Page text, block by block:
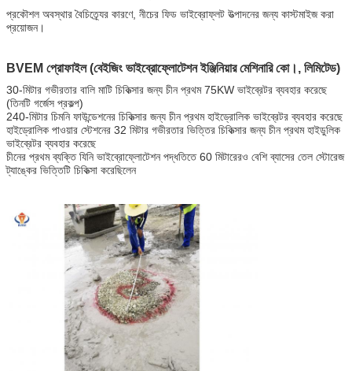
প্রকৌশল অবস্থার বৈচিত্র্যের কারণে, নীচের ফিড ভাইব্রোফ্লট উত্পাদনের জন্য কাস্টমাইজ করা
প্রয়োজন।
BVEM প্রোফাইল (বেইজিং ভাইব্রোফ্লোটেশন ইঞ্জিনিয়ার মেশিনারি কো।, লিমিটেড)
30-মিটার গভীরতার বালি মাটি চিকিত্সার জন্য চীন প্রথম 75KW ভাইব্রেটর ব্যবহার করেছে
(তিনটি গর্জেস প্রকল্প)
240-মিটার চিমনি ফাউন্ডেশনের চিকিত্সার জন্য চীন প্রথম হাইড্রোলিক ভাইব্রেটর ব্যবহার করেছে
হাইড্রোলিক পাওয়ার স্টেশনের 32 মিটার গভীরতার ভিত্তির চিকিত্সার জন্য চীন প্রথম হাইডুলিক
ভাইব্রেটর ব্যবহার করেছে
চীনের প্রথম ব্যক্তি যিনি ভাইব্রোফ্লোটেশন পদ্ধতিতে 60 মিটারেরও বেশি ব্যাসের তেল স্টোরেজ
ট্যাঙ্কের ভিত্তিটি চিকিত্সা করেছিলেন